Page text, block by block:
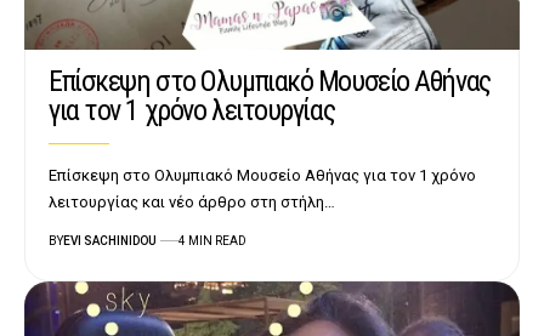
Επίσκεψη στο Ολυμπιακό Μουσείο Αθήνας
για τον 1 χρόνο λειτουργίας
Επίσκεψη στο Ολυμπιακό Μουσείο Αθήνας για τον 1 χρόνο
λειτουργίας και νέο άρθρο στη στήλη…
BYEVI SACHINIDOU 4 MIN READ